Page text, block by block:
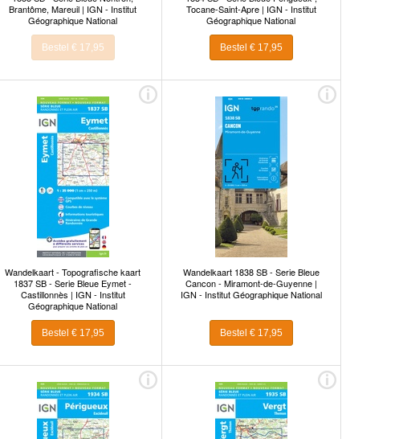
Brantôme, Mareuil | IGN - Institut
Géographique National
Bestel € 17,95
Tocane-Saint-Apre | IGN - Institut
Géographique National
Bestel € 17,95
Wandelkaart - Topografische kaart
1837 SB - Serie Bleue Eymet -
Castillonnès | IGN - Institut
Géographique National
Bestel € 17,95
Wandelkaart 1838 SB - Serie Bleue
Cancon - Miramont-de-Guyenne |
IGN - Institut Géographique National
Bestel € 17,95